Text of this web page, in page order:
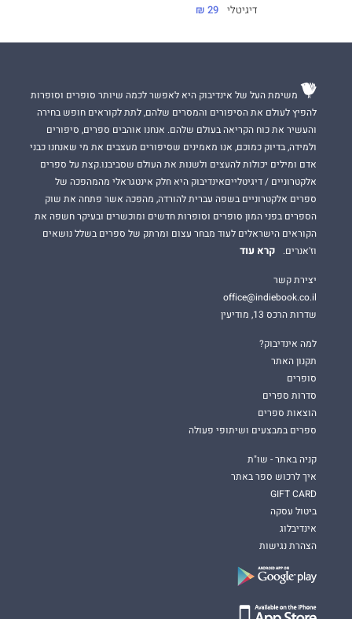
דיגיטלי 29 ₪
משימת העל של אינדיבוק היא לאפשר לכמה שיותר סופרים וסופרות
להפיץ לעולם את הסיפורים והמסרים שלהם, לתת לקוראים חופש בחירה
והעשיר את כוח הקריאה בעולם שלהם. אנחנו אוהבים ספרים, סיפורים
ולמידה, בדיוק כמוכם, אנו מאמינים שסיפורים מעצבים את מי שאנחנו כבני
אדם ומילים יכולות להעצים ולשנות את העולם שסביבנו.קצת על ספרים
אלקטרוניים / דיגיטלייםאינדיבוק היא חלק אינטגראלי מהמהפכה של
ספרים אלקטרוניים בשפה עברית להורדה, מהפכה אשר פתחה את שוק
הספרים בפני המון סופרים וסופרות חדשים ומוכשרים ובעיקר חשפה את
הקוראים הישראלים לעוד מבחר עצום ומרתק של ספרים בשלל נושאים
וז'אנרים.
קרא עוד
יצירת קשר
office@indiebook.co.il
שדרות הרכס 13, מודיעין
למה אינדיבוק?
תקנון האתר
סופרים
סדרות ספרים
הוצאות ספרים
ספרים במבצעים ושיתופי פעולה
קניה באתר - שו"ת
איך לרכוש ספר באתר
GIFT CARD
ביטול עסקה
אינדיבלוג
הצהרת נגישות